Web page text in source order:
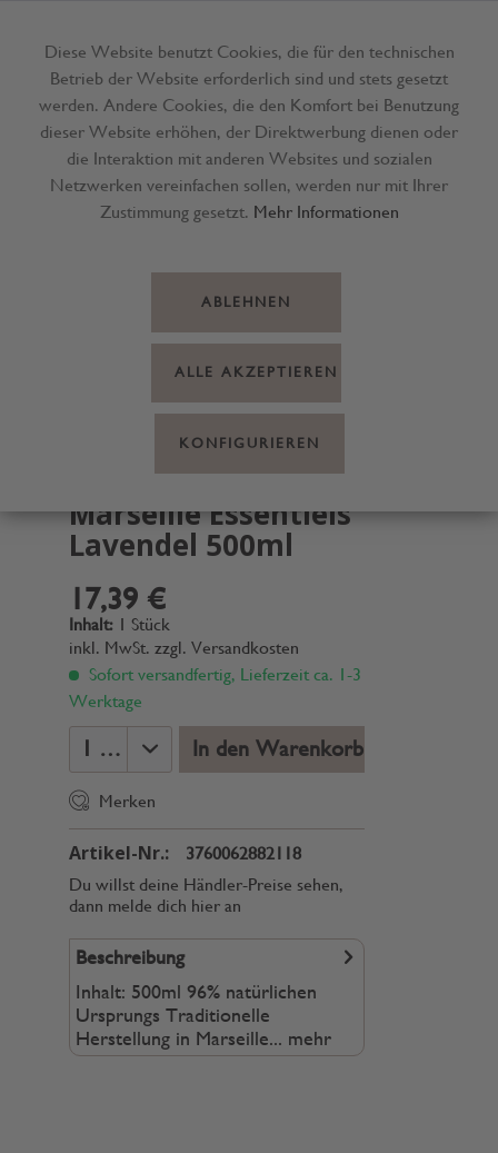
Menü
Flüssigseife
Marseille Essentiels
Lavendel 500ml
17,39 €
Inhalt: 1 Stück
inkl. MwSt. zzgl. Versandkosten
Sofort versandfertig, Lieferzeit ca. 1-3
Werktage
In den Warenkorb
Merken
Artikel-Nr.:
3760062882118
Du willst deine Händler-Preise sehen,
dann melde dich hier an
Beschreibung
Inhalt: 500ml 96% natürlichen
Ursprungs Traditionelle
Herstellung in Marseille... mehr
Diese Website benutzt Cookies, die für den technischen
Betrieb der Website erforderlich sind und stets gesetzt
werden. Andere Cookies, die den Komfort bei Benutzung
dieser Website erhöhen, der Direktwerbung dienen oder
die Interaktion mit anderen Websites und sozialen
Netzwerken vereinfachen sollen, werden nur mit Ihrer
Zustimmung gesetzt. Mehr Informationen
ABLEHNEN
ALLE AKZEPTIEREN
KONFIGURIEREN